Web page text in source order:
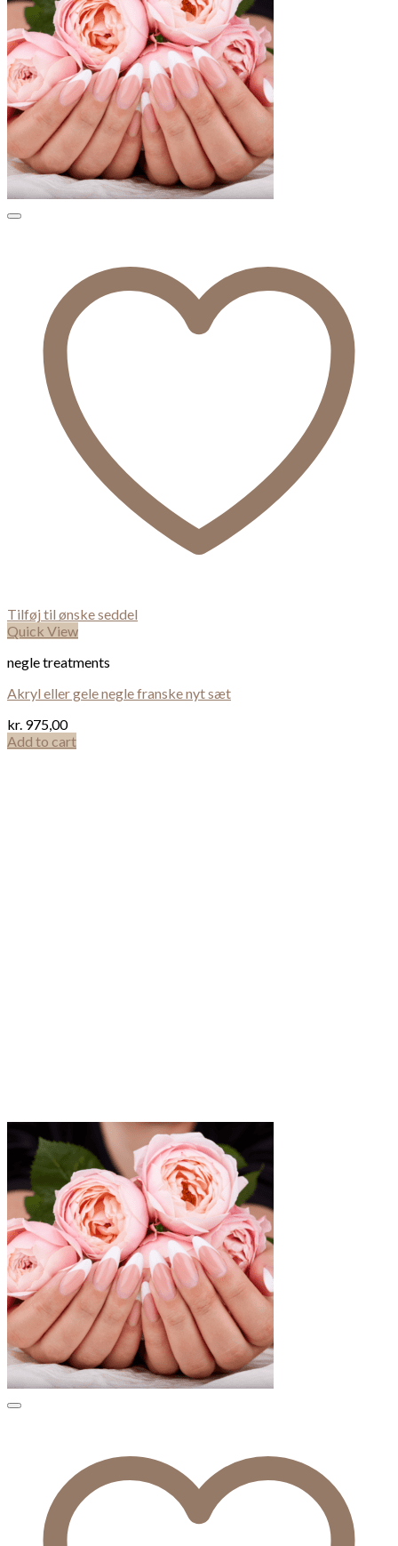
Tilføj til ønske seddel
Quick View
negle treatments
Akryl eller gele negle franske nyt sæt
kr. 975,00
Add to cart